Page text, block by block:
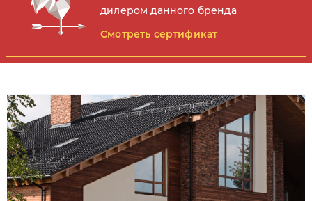
дилером данного бренда
Смотреть сертификат